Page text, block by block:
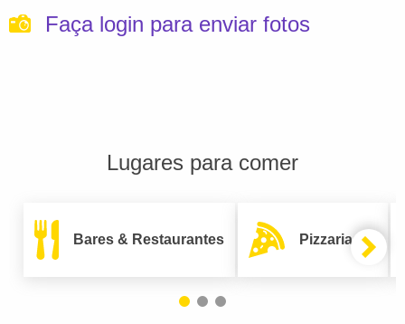
Faça login para enviar fotos
Lugares para comer
Bares & Restaurantes Pizzarias